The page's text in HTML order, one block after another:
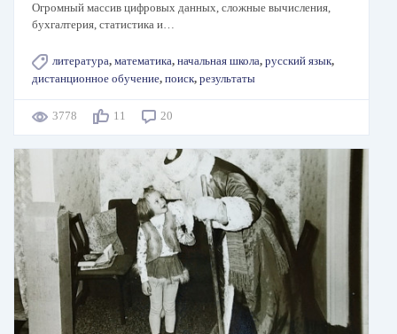
Огромный массив цифровых данных, сложные вычисления,
бухгалтерия, статистика и…
литература, математика, начальная школа, русский язык,
дистанционное обучение, поиск, результаты
3778 11 20